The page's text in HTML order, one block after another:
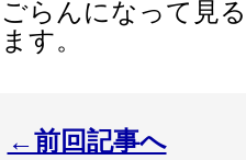
ごらんになって見
ます。
←前回記事へ